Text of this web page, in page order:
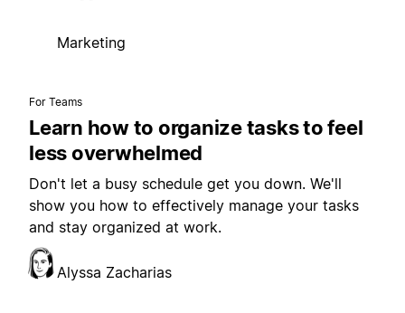
Marketing
For Teams
Learn how to organize tasks to feel
less overwhelmed
Don't let a busy schedule get you down. We'll
show you how to effectively manage your tasks
and stay organized at work.
Alyssa Zacharias